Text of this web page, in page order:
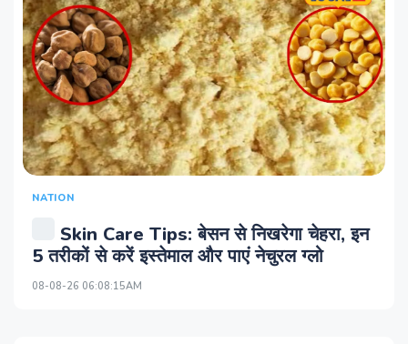
NATION
Skin Care Tips: बेसन से निखरेगा चेहरा, इन
5 तरीकों से करें इस्तेमाल और पाएं नेचुरल ग्लो
08-08-26 06:08:15AM